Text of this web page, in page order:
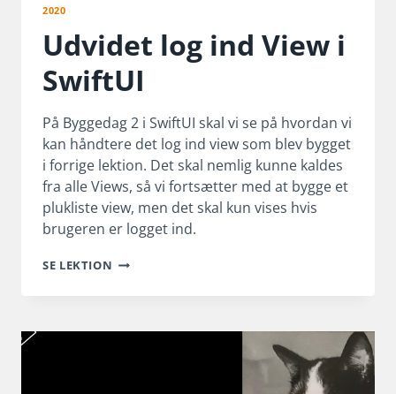
2020
Udvidet log ind View i
SwiftUI
På Byggedag 2 i SwiftUI skal vi se på hvordan vi
kan håndtere det log ind view som blev bygget
i forrige lektion. Det skal nemlig kunne kaldes
fra alle Views, så vi fortsætter med at bygge et
plukliste view, men det skal kun vises hvis
brugeren er logget ind.
SE LEKTION UDVIDET
I